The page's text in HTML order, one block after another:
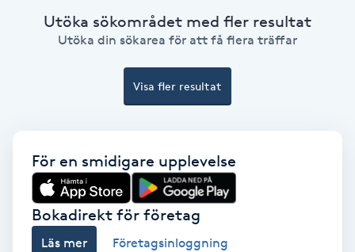
Lymfmassage
Manikyr & Pedikyr
Massage
Utöka sökområdet med fler resultat
Utöka din sökarea för att få flera träffar
Visa fler resultat
För en smidigare upplevelse
Bokadirekt för företag
Läs mer Företagsinloggning